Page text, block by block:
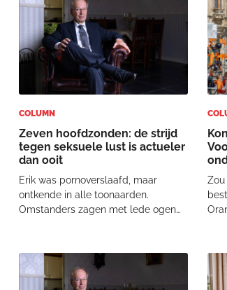
COLUMN
Zeven hoofdzonden: de strijd
tegen seksuele lust is actueler
dan ooit
Erik was pornoverslaafd, maar
ontkende in alle toonaarden.
Omstanders zagen met lede ogen
zichzelf niet kan bedwingen, maakt
heel veel stuk. De Amerikaanse
bestsellerauteur Fra
Het
dat
De